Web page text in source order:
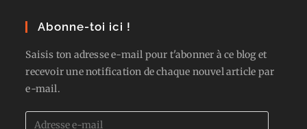
Abonne-toi ici !
Saisis ton adresse e-mail pour t'abonner à ce blog et
recevoir une notification de chaque nouvel article par
e-mail.
Adresse